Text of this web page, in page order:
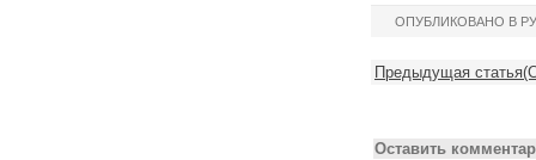
ОПУБЛИКОВАНО В
Предыдущая
Оставить